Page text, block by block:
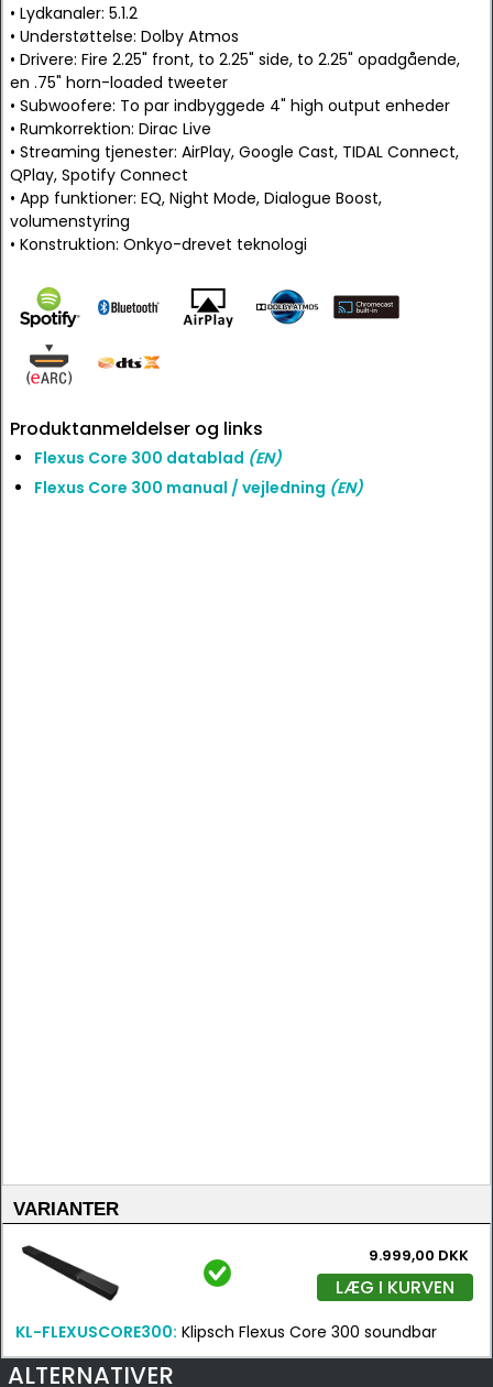
• Lydkanaler: 5.1.2
• Understøttelse: Dolby Atmos
• Drivere: Fire 2.25" front, to 2.25" side, to 2.25" opadgående,
en .75" horn-loaded tweeter
• Subwoofere: To par indbyggede 4" high output enheder
• Rumkorrektion: Dirac Live
• Streaming tjenester: AirPlay, Google Cast, TIDAL Connect,
QPlay, Spotify Connect
• App funktioner: EQ, Night Mode, Dialogue Boost,
volumenstyring
• Konstruktion: Onkyo-drevet teknologi
Produktanmeldelser og links
Flexus Core 300 datablad (EN)
Flexus Core 300 manual / vejledning (EN)
VARIANTER
9.999,00 DKK
LÆG I KURVEN
KL-FLEXUSCORE300: Klipsch Flexus Core 300 soundbar
ALTERNATIVER